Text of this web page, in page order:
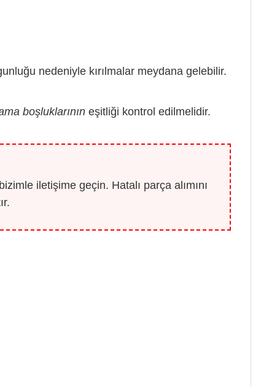
nedeniyle kırılmalar meydana gelebilir.
boşluklarının eşitliği kontrol edilmelidir.
iletişime geçin. Hatalı parça alımını